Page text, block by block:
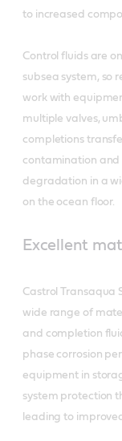
to increased
Control fluids are
subsea system, so
work with
multiple valves,
completions
contamination
degradation in a
on the ocean floor.
Excellent
Castrol Transaqua
wide range of
and completion
phase corrosion
equipment in
system protection
leading to